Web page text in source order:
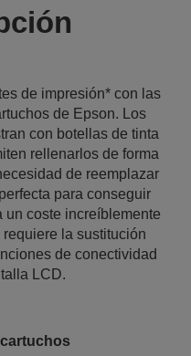
de impresión* con las
de Epson. Los
con botellas de tinta
rellenarlos de forma
de reemplazar
para conseguir
un coste increíblemente
la sustitución
de conectividad
LCD.